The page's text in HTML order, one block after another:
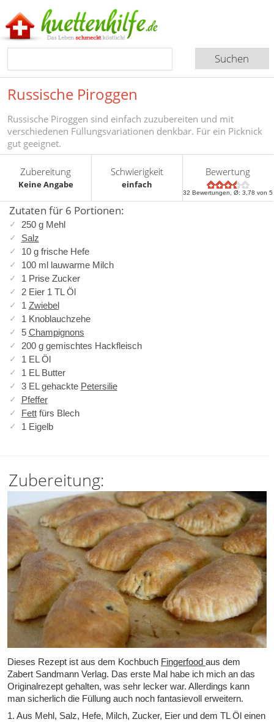
Russische Piroggen
Russische Piroggen sind einfach zuzubereiten und mit
verschiedenen Füllungsvariationen denkbar. Für ein Picknick
gut geeignet.
Zubereitung
Keine Angabe
Schwierigkeit
einfach
Bewertung
32 Bewertungen, Ø:3,78 von 5
Zutaten für 6 Portionen:
250 g Mehl
Salz
10 g frische Hefe
100 ml lauwarme Milch
1 Prise Zucker
2 Eier 1 TL Öl
1 Zwiebel
1 Knoblauchzehe
5 Champignons
200 g gemischtes Hackfleisch
1 EL Öl
1 EL Butter
3 EL gehackte Petersilie
Pfeffer
Fettfürs Blech
1 Eigelb
Zubereitung:
Dieses Rezept ist aus dem Kochbuch Fingerfood aus dem
Zabert Sandmann Verlag. Das erste Mal habe ich mich an das
Originalrezept gehalten, was sehr lecker war. Allerdings kann
man sicherlich die Füllung auch noch fantasievoll erweitern.
1. Aus Mehl, Salz, Hefe, Milch, Zucker, Eier und dem TL Öl einen